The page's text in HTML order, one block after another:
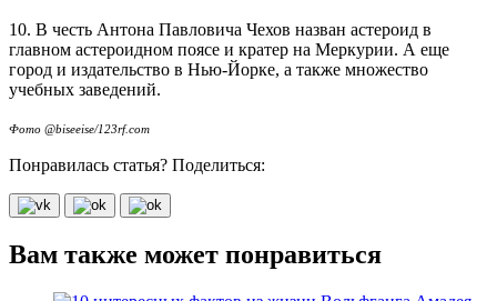
10. В честь Антона Павловича Чехов назван астероид в
главном астероидном поясе и кратер на Меркурии. А еще
город и издательство в Нью-Йорке, а также множество
учебных заведений.
Фото @biseeise/123rf.com
Понравилась статья? Поделиться:
Вам также может понравиться